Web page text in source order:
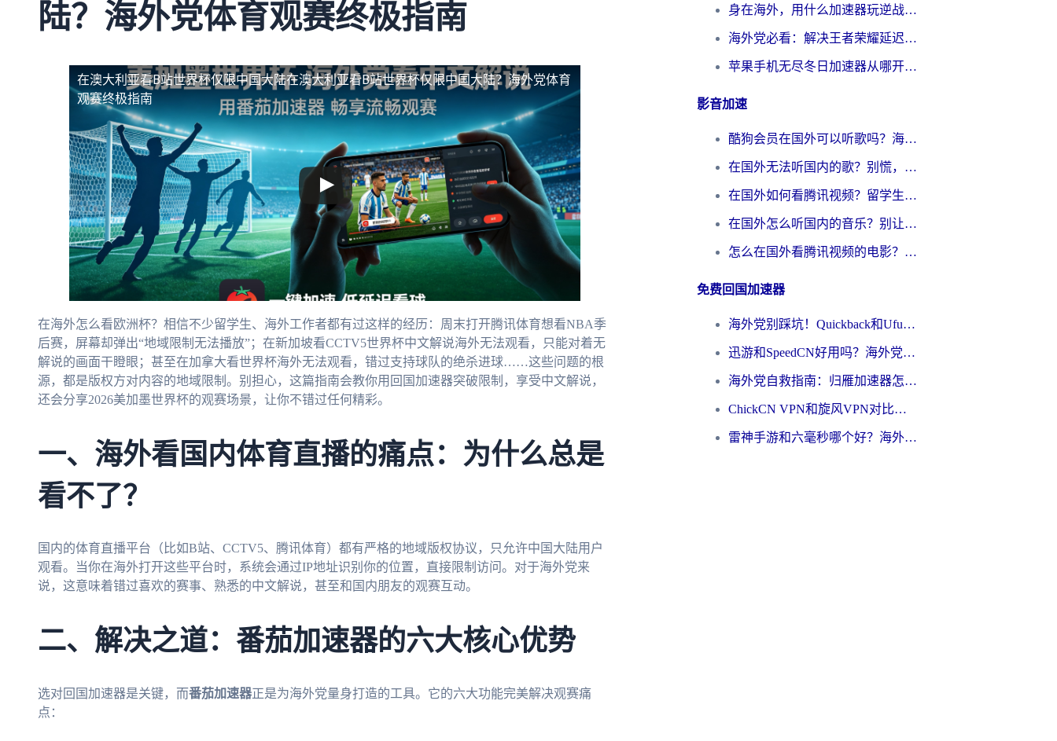
陆？海外党体育观赛终极指南
在澳大利亚看B站世界杯仅限中国大陆在澳大利亚看B站世界杯仅限中国大陆？海外党体育
观赛终极指南
在海外怎么看欧洲杯？相信不少留学生、海外工作者都有过这样的经历：周末打开腾讯体育想看NBA季
后赛，屏幕却弹出“地域限制无法播放”；在新加坡看CCTV5世界杯中文解说海外无法观看，只能对着无
解说的画面干瞪眼；甚至在加拿大看世界杯海外无法观看，错过支持球队的绝杀进球……这些问题的根
源，都是版权方对内容的地域限制。别担心，这篇指南会教你用回国加速器突破限制，享受中文解说，
还会分享2026美加墨世界杯的观赛场景，让你不错过任何精彩。
一、海外看国内体育直播的痛点：为什么总是
看不了？
国内的体育直播平台（比如B站、CCTV5、腾讯体育）都有严格的地域版权协议，只允许中国大陆用户
观看。当你在海外打开这些平台时，系统会通过IP地址识别你的位置，直接限制访问。对于海外党来
说，这意味着错过喜欢的赛事、熟悉的中文解说，甚至和国内朋友的观赛互动。
二、解决之道：番茄加速器的六大核心优势
选对回国加速器是关键，而番茄加速器正是为海外党量身打造的工具。它的六大功能完美解决观赛痛
点：
身在海外，用什么加速器玩逆战才能告别延迟？
海外党必看：解决王者荣耀延迟的加速器终极指南——从EVE到猫和老鼠，一个工具全搞定
苹果手机无尽冬日加速器从哪开启？海外玩家的冬日生存指南
影音加速
酷狗会员在国外可以听歌吗？海外党亲测有效：3步解决音乐权限难题
在国外无法听国内的歌？别慌，这样操作就能畅听QQ音乐（附亲测加速器推荐）
在国外如何看腾讯视频？留学生亲测有效的回国加速方案
在国外怎么听国内的音乐？别让版权限制断了你的华语歌单
怎么在国外看腾讯视频的电影？海外党亲测有效的回国加速指南
免费回国加速器
海外党别踩坑！Quickback和UfunR好用吗？选对回国加速器才能无缝刷国内资源
迅游和SpeedCN好用吗？海外党如何破解那道看不见的墙
海外党自救指南：归雁加速器怎么样？教你避开坑实现国内资源无缝访问
ChickCN VPN和旋风VPN对比哪个回国效果更好？海外用户的选择困境与出路
雷神手游和六毫秒哪个好？海外党如何真正解锁国内资源